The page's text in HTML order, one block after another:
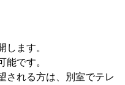
します。
能です。
される方は、別室でテレ